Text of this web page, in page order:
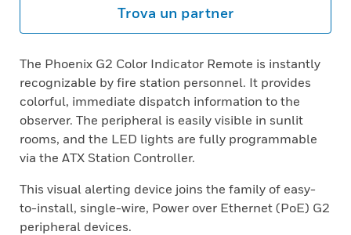
Trova un partner
The Phoenix G2 Color Indicator Remote is instantly
recognizable by fire station personnel. It provides
colorful, immediate dispatch information to the
observer. The peripheral is easily visible in sunlit
rooms, and the LED lights are fully programmable
via the ATX Station Controller.
This visual alerting device joins the family of easy-
to-install, single-wire, Power over Ethernet (PoE) G2
peripheral devices.